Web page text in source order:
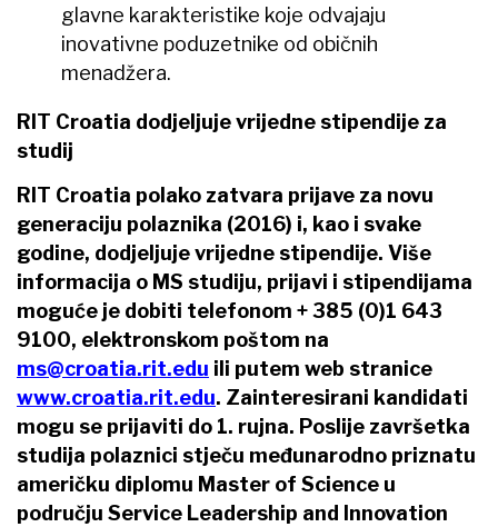
glavne karakteristike koje odvajaju
inovativne poduzetnike od običnih
menadžera.
RIT Croatia dodjeljuje vrijedne stipendije za
studij
RIT Croatia polako zatvara prijave za novu
generaciju polaznika (2016) i, kao i svake
godine, dodjeljuje vrijedne stipendije. Više
informacija o MS studiju, prijavi i stipendijama
moguće je dobiti telefonom + 385 (0)1 643
9100, elektronskom poštom na
ms@croatia.rit.edu ili putem web stranice
www.croatia.rit.edu. Zainteresirani kandidati
mogu se prijaviti do 1. rujna. Poslije završetka
studija polaznici stječu međunarodno priznatu
američku diplomu Master of Science u
području Service Leadership and Innovation